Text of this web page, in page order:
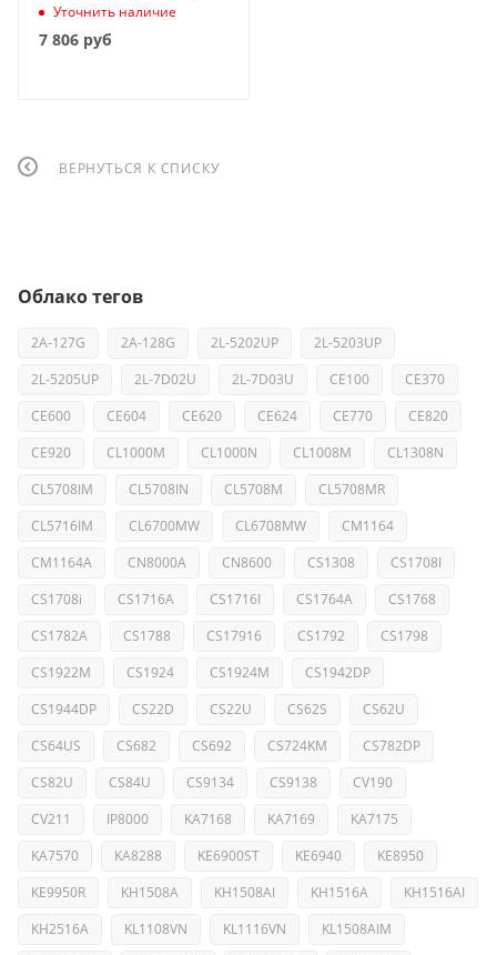
Уточнить наличие
7 806 руб
ВЕРНУТЬСЯ К СПИСКУ
Облако тегов
2A-127G 2A-128G 2L-5202UP
2L-5203UP
2L-5205UP
2L-7D02U 2L-7D03U CE100
CE370
CE600
CE604 CE620 CE624 CE770
CE820
CE920
CL1000M CL1000N CL1008M
CL1308N
CL5708IM
CL5708IN CL5708M
CL5708MR
CL5716IM
CL6700MW CL6708MW
CM1164
CM1164A
CN8000A CN8600 CS1308
CS1708I
CS1708i
CS1716A CS1716I CS1764A
CS1768
CS1782A
CS1788 CS17916 CS1792
CS1798
CS1922M
CS1924 CS1924M
CS1942DP
CS1944DP
CS22D CS22U CS62S
CS62U
CS64US
CS682 CS692 CS724KM
CS782DP
CS82U
CS84U CS9134 CS9138
CV190
CV211
IP8000 KA7168 KA7169
KA7175
KA7570
KA8288 KE6900ST KE6940
KE8950
KE9950R
KH1508A KH1508AI KH1516A
KH1516AI
KH2516A
KL1108VN KL1116VN
KL1508AIM